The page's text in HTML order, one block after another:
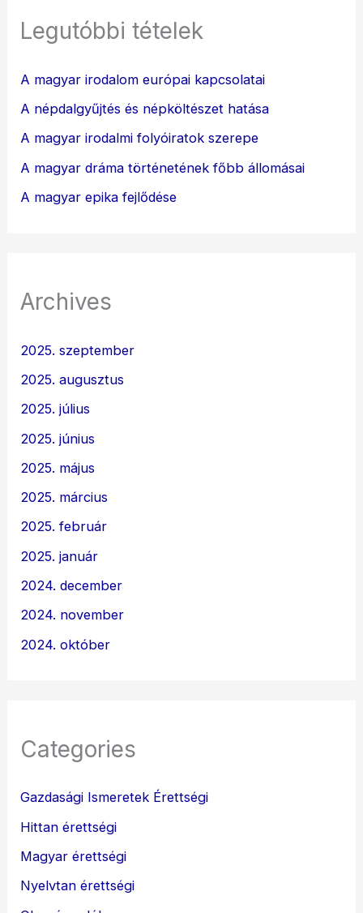
Legutóbbi tételek
A magyar irodalom európai kapcsolatai
A népdalgyűjtés és népköltészet hatása
A magyar irodalmi folyóiratok szerepe
A magyar dráma történetének főbb állomásai
A magyar epika fejlődése
Archives
2025. szeptember
2025. augusztus
2025. július
2025. június
2025. május
2025. március
2025. február
2025. január
2024. december
2024. november
2024. október
Categories
Gazdasági Ismeretek Érettségi
Hittan érettségi
Magyar érettségi
Nyelvtan érettségi